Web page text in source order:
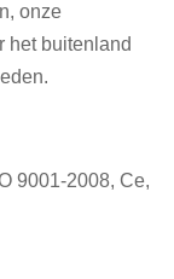
onze
het buitenland
9001-2008, Ce,